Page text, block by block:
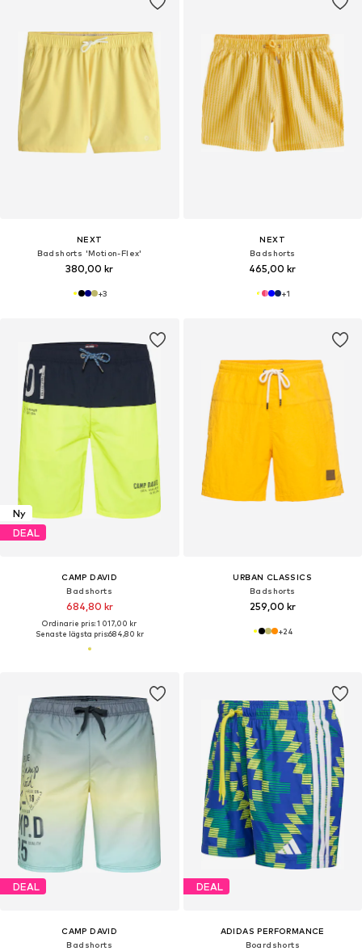
NEXT
Badshorts 'Motion-Flex'
380,00 kr
+3
NEXT
Badshorts
465,00 kr
+1
Ny
DEAL
CAMP DAVID
Badshorts
684,80 kr
Ordinarie pris: 1 017,00 kr
Senaste lägsta pris:684,80 kr
URBAN CLASSICS
Badshorts
259,00 kr
+24
DEAL
CAMP DAVID
Badshorts
DEAL
ADIDAS PERFORMANCE
Boardshorts